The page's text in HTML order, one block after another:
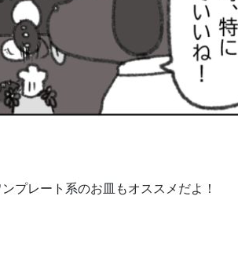
プレート系のお皿もオススメだよ！